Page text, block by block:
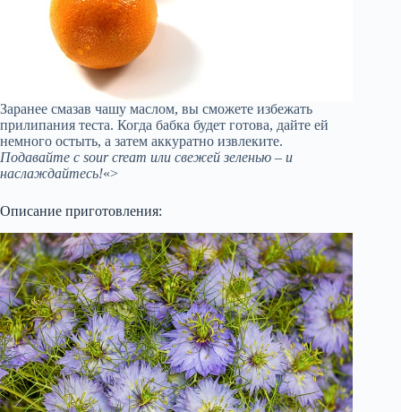
Заранее смазав чашу маслом, вы сможете избежать
прилипания теста. Когда бабка будет готова, дайте ей
немного остыть, а затем аккуратно извлеките.
Подавайте с sour cream или свежей зеленью – и
наслаждайтесь!«>
Описание приготовления: